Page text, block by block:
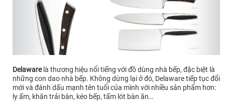
Delawarelà thương hiệu nổi tiếng với đồ dùng nhà bếp, đặc biệt là
những con dao nhà bếp. Không dừng lại ở đó, Delaware tiếp tục đổi
mới và đánh dấu mạnh tên tuổi của mình với nhiều sản phẩm hơn:
ly ấm, khăn trải bàn, kéo bếp, tấm lót bàn ăn…